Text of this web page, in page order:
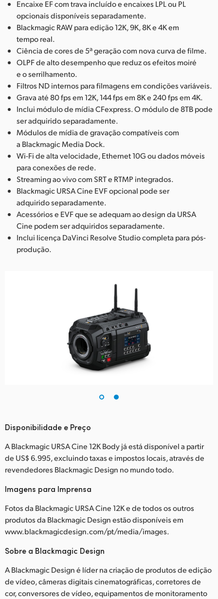
Encaixe EF com trava incluído e encaixes LPL ou PL
opcionais disponíveis separadamente.
Blackmagic RAW para edição 12K, 9K, 8K e 4K em
tempo real.
Ciência de cores de 5ª geração com nova curva de filme.
OLPF de alto desempenho que reduz os efeitos moiré
e o serrilhamento.
Filtros ND internos para filmagens em condições variáveis.
Grava até 80 fps em 12K, 144 fps em 8K e 240 fps em 4K.
Inclui módulo de mídia CFexpress. O módulo de 8TB pode
ser adquirido separadamente.
Módulos de mídia de gravação compatíveis com
a Blackmagic Media Dock.
Wi-Fi de alta velocidade, Ethernet 10G ou dados móveis
para conexões de rede.
Streaming ao vivo com SRT e RTMP integrados.
Blackmagic URSA Cine EVF opcional pode ser
adquirido separadamente.
Acessórios e EVF que se adequam ao design da URSA
Cine podem ser adquiridos separadamente.
Inclui licença DaVinci Resolve Studio completa para pós-
produção.
Disponibilidade e Preço
A Blackmagic URSA Cine 12K Body já está disponível a partir
de US$ 6.995, excluindo taxas e impostos locais, através de
revendedores Blackmagic Design no mundo todo.
Imagens para Imprensa
Fotos da Blackmagic URSA Cine 12K e de todos os outros
produtos da Blackmagic Design estão disponíveis em
www.blackmagicdesign.com/pt/media/images.
Sobre a Blackmagic Design
A Blackmagic Design é líder na criação de produtos de edição
de vídeo, câmeras digitais cinematográficas, corretores de
cor, conversores de vídeo, equipamentos de monitoramento